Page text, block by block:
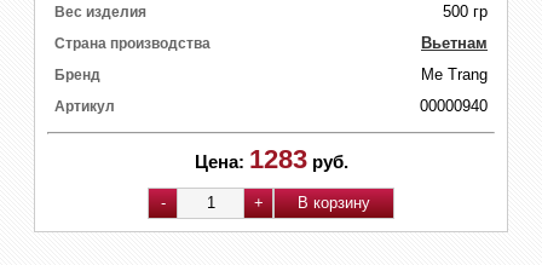
Вес изделия 500 гр
Страна производства Вьетнам
Бренд Me Trang
Артикул 00000940
Цена: 1283 руб.